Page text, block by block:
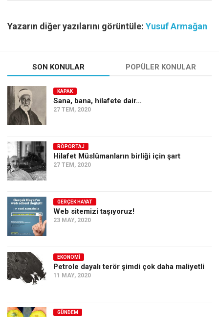
Yazarın diğer yazılarını görüntüle: Yusuf Armağan
SON KONULAR POPÜLER KONULAR
KAPAK
Sana, bana, hilafete dair…
27 TEM, 2020
RÖPORTAJ
Hilafet Müslümanların birliği için şart
27 TEM, 2020
GERÇEK HAYAT
Web sitemizi taşıyoruz!
23 MAY, 2020
EKONOMI
Petrole dayalı terör şimdi çok daha maliyetli
11 MAY, 2020
GÜNDEM